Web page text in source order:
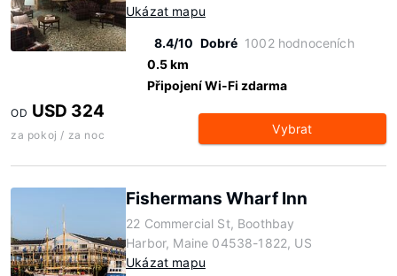
Ukázat mapu
8.4/10 Dobré 1002 hodnoceních
0.5 km
Připojení Wi-Fi zdarma
OD USD 324
za pokoj / za noc Vybrat
Fishermans Wharf Inn
22 Commercial St, Boothbay
Harbor, Maine 04538-1822, US
Ukázat mapu